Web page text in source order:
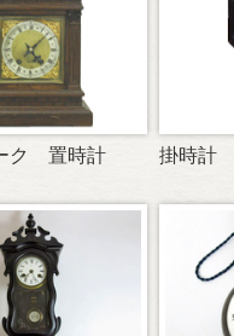
ク 置時計 掛時計